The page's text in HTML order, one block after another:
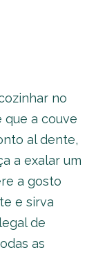
no
a couve
al dente,
a exalar um
a gosto
e sirva
de
as